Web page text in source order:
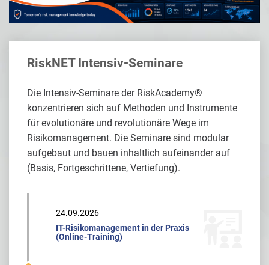
RiskNET Intensiv-Seminare
Die Intensiv-Seminare der RiskAcademy®
konzentrieren sich auf Methoden und Instrumente
für evolutionäre und revolutionäre Wege im
Risikomanagement. Die Seminare sind modular
aufgebaut und bauen inhaltlich aufeinander auf
(Basis, Fortgeschrittene, Vertiefung).
24.09.2026
IT-Risikomanagement in der Praxis
(Online-Training)